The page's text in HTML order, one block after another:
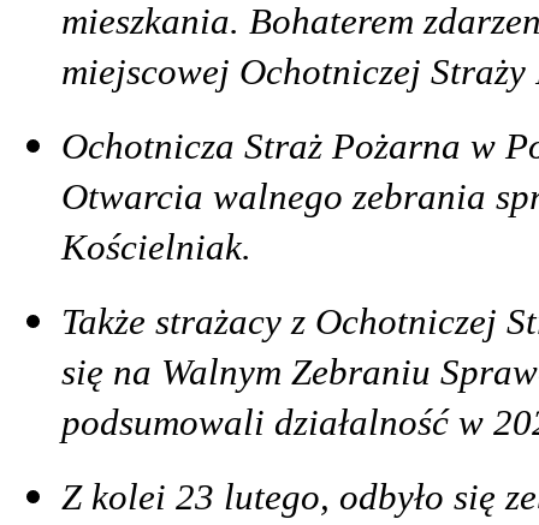
mieszkania. Bohaterem
miejscowej Ochotniczej Straży
Ochotnicza Straż Pożarna w
Otwarcia walnego zebrania
Kościelniak.
Także strażacy z Ochotniczej
się na Walnym Zebraniu
podsumowali działalność w
Z kolei 23 lutego, odbyło się